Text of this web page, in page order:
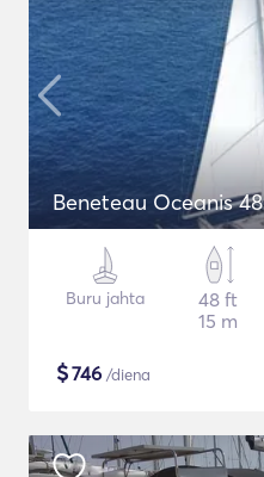
Beneteau Oceanis 48
Buru jahta
48 ft
15 m
$746 /diena